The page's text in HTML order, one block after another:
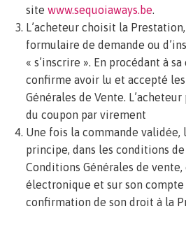
sitewww.sequoiaways.be.
L’acheteur choisit la
formulaire de demande ou
« s’inscrire ». En procédant à
confirme avoir lu et accepté
Générales de Vente.
du coupon par virement
Une fois la commande validée,
principe, dans les conditions
Conditions Générales de vente,
électronique et sur son
confirmation de son droit à la